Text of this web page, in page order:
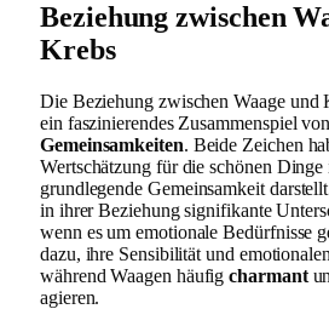
Beziehung zwischen
Krebs
Die Beziehung zwischen Waage und
ein faszinierendes Zusammenspiel
Gemeinsamkeiten. Beide Zeichen
Wertschätzung für die schönen
grundlegende Gemeinsamkeit
in ihrer Beziehung signifikante
wenn es um emotionale Bedürfnisse
dazu, ihre Sensibilität und
während Waagen häufigcharmant
agieren.